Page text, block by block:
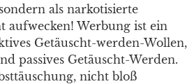
als narkotisierte
aufwecken! Werbung ist ein
Getäuscht-werden-Wollen,
passives Getäuscht-Werden.
nicht bloß